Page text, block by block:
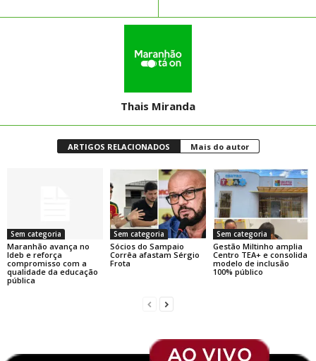
Thais Miranda
ARTIGOS RELACIONADOS Mais do autor
Sem categoria
Maranhão avança no
Ideb e reforça
compromisso com a
qualidade da educação
pública
Sem categoria
Sócios do Sampaio
Corrêa afastam Sérgio
Frota
Sem categoria
Gestão Miltinho amplia
Centro TEA+ e consolida
modelo de inclusão
100% público